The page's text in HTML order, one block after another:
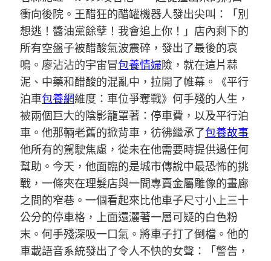
衝向後院。王醋狂的醋罐機器人發出尖叫：「別
想逃！醬油黨餘孽！我會追上你！」店內剩下的
所有空盤子被醋酸氣波震碎，發出了最後的哀
鳴。廖沾沾的宇宙冒包養情婦險，就在這片蒜
泥、中藥和醋酸的混亂中，拉開了帷幕。《平行
泊車包養網維度：車位爭奪戰》何手殘的人生，
被兩個巨大的陰影籠罩著：停車費，以及平行泊
車。他那輛老舊的掀背車，彷彿繼承了包養故事
他所有的駕駛焦慮，從未在他需要時提供過任何
幫助。今天，他面臨的是城市傳說中最恐怖的挑
戰，一條夾在理髮店與一間專賣金屬雕像的畫廊
之間的窄巷。一個看起來比他車子尺寸小上三十
公分的停車格，上面還灑著一層可疑的白色粉
末。何手殘深吸一口氣。將車子打了倒檔。他的
車載語音系統發出了令人不快的女聲：「警告，